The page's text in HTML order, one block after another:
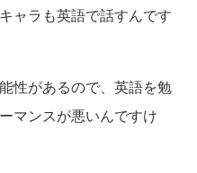
ャラも英語で話すんです
性があるので、英語を勉
マンスが悪いんですけ